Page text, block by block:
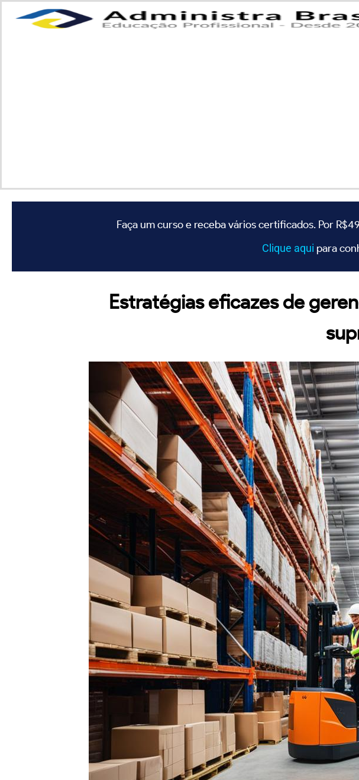
Faça um curso e receba vários certificados. Por
Clique aqui para
Estratégias eficazes de